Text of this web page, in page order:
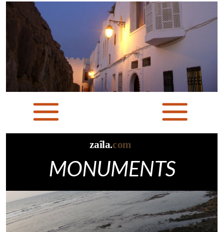
zaîla.com
MONUMENTS